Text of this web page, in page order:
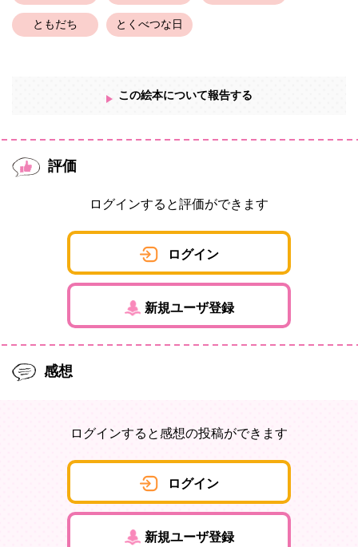
ともだち とくべつな日
この絵本について報告する
評価
ログインすると評価ができます
ログイン
新規ユーザ登録
感想
ログインすると感想の投稿ができます
ログイン
新規ユーザ登録